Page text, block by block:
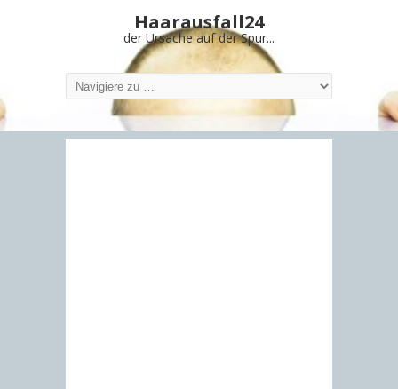
Haarausfall24
der Ursache auf der Spur...